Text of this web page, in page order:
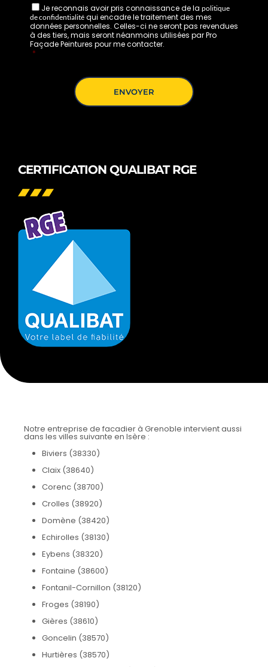
Je reconnais avoir pris connaissance de la politique
de confidentialité qui encadre le traitement des mes
données personnelles. Celles-ci ne seront pas revendues
à des tiers, mais seront néanmoins utilisées par Pro
Façade Peintures pour me contacter.
*
CERTIFICATION QUALIBAT RGE
Notre entreprise de facadier à Grenoble intervient aussi
dans les villes suivante en Isère :
Biviers (38330)
Claix (38640)
Corenc (38700)
Crolles (38920)
Domène (38420)
Echirolles (38130)
Eybens (38320)
Fontaine (38600)
Fontanil-Cornillon (38120)
Froges (38190)
Gières (38610)
Goncelin (38570)
Hurtières (38570)